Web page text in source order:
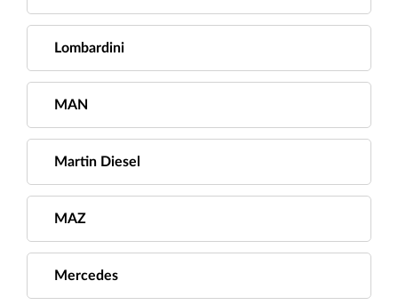
Lombardini
MAN
Martin Diesel
MAZ
Mercedes